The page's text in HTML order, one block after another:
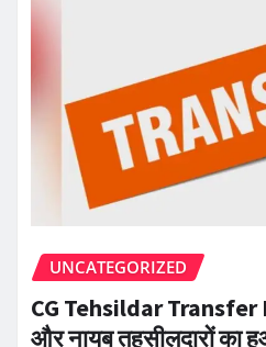
UNCATEGORIZED
CG Tehsildar Transfer
और नायब तहसीलदारों का